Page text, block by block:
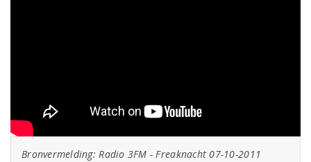
Bronvermelding: Radio 3FM - Freaknacht 07-10-2011